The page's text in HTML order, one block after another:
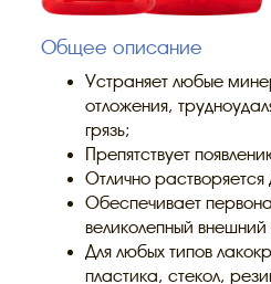
Общее описание
Устраняет любые
отложения,
грязь;
Препятствует
Отлично
Обеспечивает
великолепный внешний
Для любых типов
пластика, стекол,